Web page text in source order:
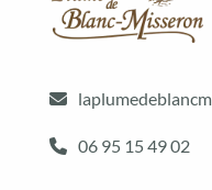
06 95 15 49 02